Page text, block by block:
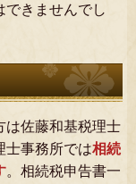
できませんでし
は佐藤和基税理士
士事務所では相続
。相続税申告書一